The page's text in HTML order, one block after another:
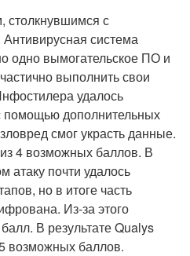
столкнувшимся с
система
одно вымогательское ПО и
выполнить свои
удалось
помощью дополнительных
смог украсть данные.
4 возможных баллов. В
почти удалось
но в итоге часть
Из-за этого
В результате Qualys
возможных баллов.